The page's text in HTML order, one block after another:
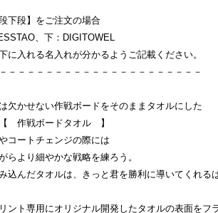
下段】をご注文の場合
、下：DIGITOWEL
に入れる名入れが分かるようご記載ください。
－－－－－－－－－－－－－－－－－－－－－
欠かせない作戦ボードをそのままタオルにした
作戦ボードタオル 】
コートチェンジの際には
らより細やかな戦略を練ろう。
込んだタオルは、きっと君を勝利に導いてくれる
ント専用にオリジナル開発したタオルの表面をフ